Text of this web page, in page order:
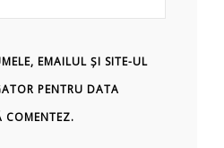
EMAILUL ȘI SITE-UL
PENTRU DATA
COMENTEZ.